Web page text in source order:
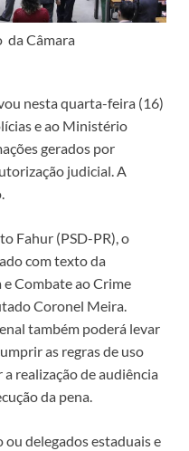
da Câmara
nesta quarta-feira (16)
e ao Ministério
gerados por
judicial. A
Fahur (PSD-PR), o
com texto da
e Combate ao Crime
Coronel Meira.
também poderá levar
as regras de uso
realização de audiência
da pena.
delegados estaduais e